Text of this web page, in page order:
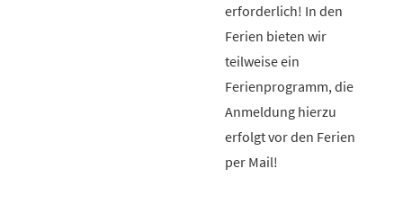
erforderlich! In den
Ferien bieten wir
teilweise ein
Ferienprogramm, die
Anmeldung hierzu
erfolgt vor den Ferien
per Mail!